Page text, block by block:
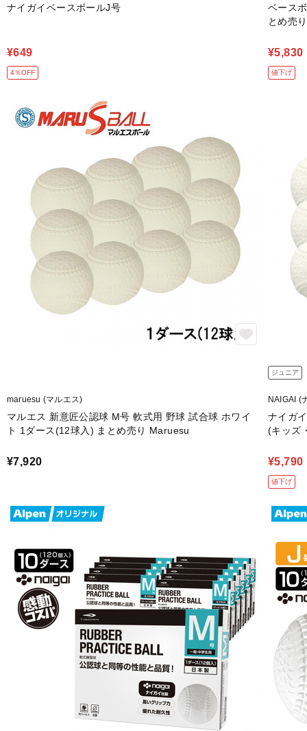
ナイガイベースボールJ号
¥649
4％OFF
ベース
とめ売り
¥5,830
値下げ
maruesu (マルエス)
マルエス 新意匠公認球 M号 軟式用 野球 試合球 ホワイ
ト 1ダース(12球入) まとめ売り Maruesu
¥7,920
ジュニア
NAIGAI (
ナイガ
(キッズ
¥5,790
値下げ